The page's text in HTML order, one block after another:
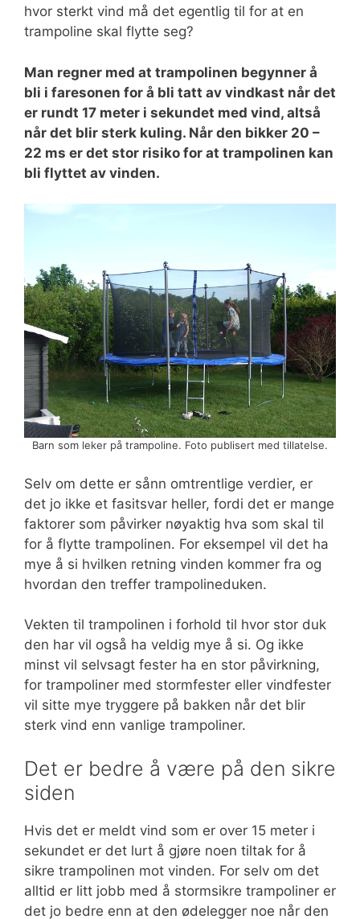
hvor sterkt vind må det egentlig til for at en
trampoline skal flytte seg?
Man regner med at trampolinen begynner å
bli i faresonen for å bli tatt av vindkast når det
er rundt 17 meter i sekundet med vind, altså
når det blir sterk kuling. Når den bikker 20 –
22 ms er det stor risiko for at trampolinen kan
bli flyttet av vinden.
Barn som leker på trampoline. Foto publisert med tillatelse.
Selv om dette er sånn omtrentlige verdier, er
det jo ikke et fasitsvar heller, fordi det er mange
faktorer som påvirker nøyaktig hva som skal til
for å flytte trampolinen. For eksempel vil det ha
mye å si hvilken retning vinden kommer fra og
hvordan den treffer trampolineduken.
Vekten til trampolinen i forhold til hvor stor duk
den har vil også ha veldig mye å si. Og ikke
minst vil selvsagt fester ha en stor påvirkning,
for trampoliner med stormfester eller vindfester
vil sitte mye tryggere på bakken når det blir
sterk vind enn vanlige trampoliner.
Det er bedre å være på den sikre
siden
Hvis det er meldt vind som er over 15 meter i
sekundet er det lurt å gjøre noen tiltak for å
sikre trampolinen mot vinden. For selv om det
alltid er litt jobb med å stormsikre trampoliner er
det jo bedre enn at den ødelegger noe når den